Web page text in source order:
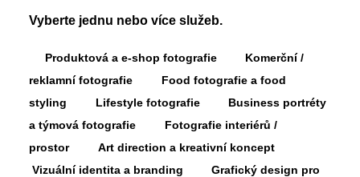
Vyberte jednu nebo více služeb.
Produktová a e-shop fotografie
Komerční /
reklamní fotografie
Food fotografie a food
styling
Lifestyle fotografie
Business portréty
a týmová fotografie
Fotografie interiérů /
prostor
Art direction a kreativní koncept
Vizuální identita a branding
Grafický design pro